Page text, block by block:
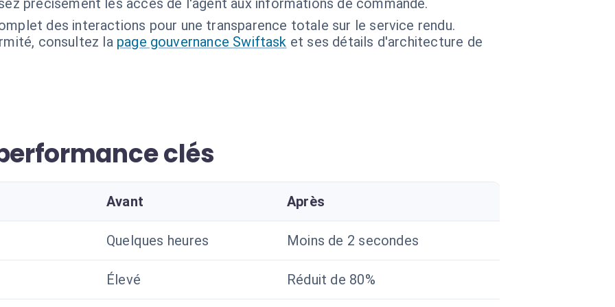
précisément les accès de l'agent aux informations de commande.
des interactions pour une transparence totale sur le service rendu.
consultez la page gouvernance Swiftask et ses détails d'architecture de
clés
Avant Après
Quelques heures Moins de 2 secondes
Élevé Réduit de 80%